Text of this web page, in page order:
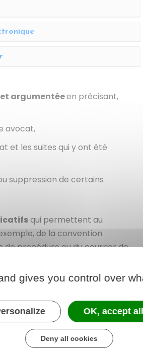
argumentéeen précisant,
avocat,
et les suites qui y ont été
suppression de certains
qui permettent au
de la convention
de procédure ou du courrier de
remplissez les conditions
également que votre
mail qu'il a été saisi. Il informe
gives you control over
OK, accept all
Deny all cookies